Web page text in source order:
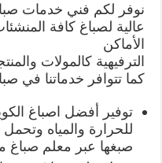
نوفر لكم فني خدمات
عالية لصباغ كافة
الأماكن
الترفيهية كالمولات
كما تتوافر خدماتنا في
توفير أفضل اصباغ
للحرارة والمياه
صبغها عبر معلم صباغ